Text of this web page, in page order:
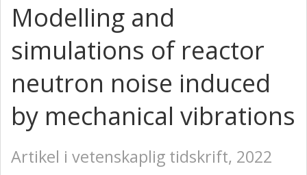
Modelling and
simulations of reactor
neutron noise induced
by mechanical vibrations
Artikel i vetenskaplig tidskrift, 2022